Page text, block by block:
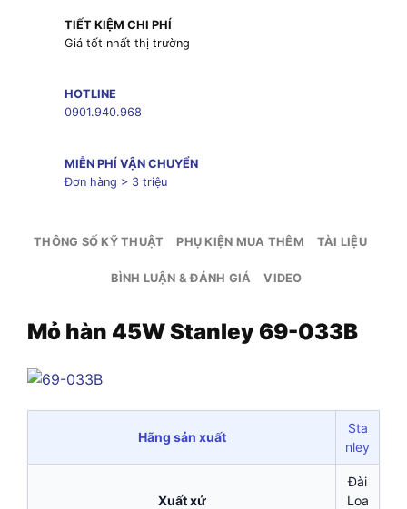
TIẾT KIỆM CHI PHÍ
Giá tốt nhất thị trường
HOTLINE
0901.940.968
MIỄN PHÍ VẬN CHUYỂN
Đơn hàng > 3 triệu
THÔNG SỐ KỸ THUẬT PHỤ KIỆN MUA THÊM TÀI LIỆU
BÌNH LUẬN & ĐÁNH GIÁ VIDEO
Mỏ hàn 45W Stanley 69-033B
Hãng sản xuất
Sta
nley
Xuất xứ
Đài
Loa